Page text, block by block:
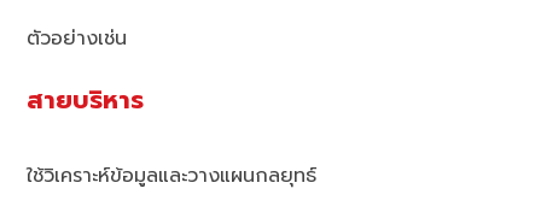
ตัวอย่างเช่น
สายบริหาร
ใช้วิเคราะห์ข้อมูลและวางแผนกลยุทธ์